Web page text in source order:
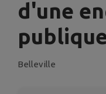
d'une
Belleville